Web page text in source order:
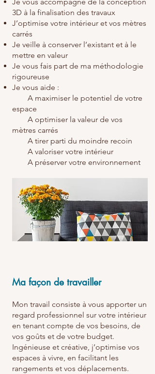
3D à la finalisation des travaux
J’optimise votre intérieur et vos mètres
carrés
Je veille à conserver l’existant et à le
mettre en valeur
Je vous fais part de ma méthodologie
rigoureuse
Je vous aide :
A maximiser le potentiel de votre
espace
A optimiser la valeur de vos
mètres carrés
A tirer parti du moindre recoin
A valoriser votre intérieur
A préserver votre environnement
Ma façon de travailler
Mon travail consiste à vous apporter un
regard professionnel sur votre intérieur
en tenant compte de vos besoins, de
vos goûts et de votre budget.
Ingénieuse et créative, j’optimise vos
espaces à vivre, en facilitant les
rangements et vos déplacements.